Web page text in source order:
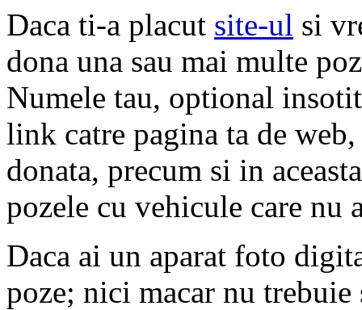
Daca ti-a placut site-ul si
dona una sau mai multe
Numele tau, optional
link catre pagina ta de
donata, precum si in
pozele cu vehicule care nu
Daca ai un aparat foto
poze; nici macar nu